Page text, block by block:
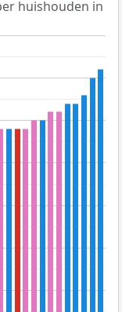
huishouden in